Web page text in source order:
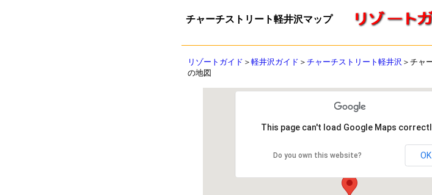
チャーチストリート軽井沢マップ
リゾートガイド ＞ 軽井沢ガイド ＞ チャーチストリート軽井沢 ＞チャ
の地図
This page can't load Google Maps
Do you own this website? OK